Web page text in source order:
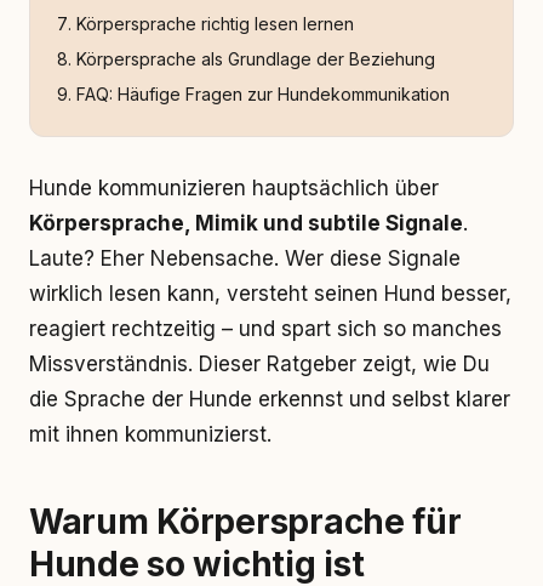
Körpersprache richtig lesen lernen
Körpersprache als Grundlage der Beziehung
FAQ: Häufige Fragen zur Hundekommunikation
Hunde kommunizieren hauptsächlich über
Körpersprache, Mimik und subtile Signale.
Laute? Eher Nebensache. Wer diese Signale
wirklich lesen kann, versteht seinen Hund besser,
reagiert rechtzeitig – und spart sich so manches
Missverständnis. Dieser Ratgeber zeigt, wie Du
die Sprache der Hunde erkennst und selbst klarer
mit ihnen kommunizierst.
Warum Körpersprache für
Hunde so wichtig ist